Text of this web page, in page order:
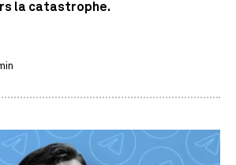
la catastrophe.